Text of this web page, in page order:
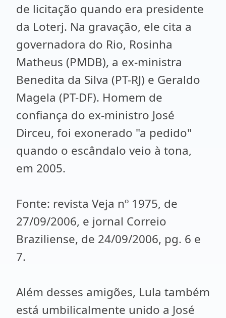
de licitação quando era presidente
da Loterj. Na gravação, ele cita a
governadora do Rio, Rosinha
Matheus (PMDB), a ex-ministra
Benedita da Silva (PT-RJ) e Geraldo
Magela (PT-DF). Homem de
confiança do ex-ministro José
Dirceu, foi exonerado "a pedido"
quando o escândalo veio à tona,
em 2005.
Fonte: revista Veja nº 1975, de
27/09/2006, e jornal Correio
Braziliense, de 24/09/2006, pg. 6 e
7.
Além desses amigões, Lula também
está umbilicalmente unido a José